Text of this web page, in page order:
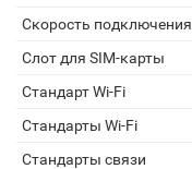
Скорость подключения
Слот для SIM-карты
Стандарт Wi-Fi
Стандарты Wi-Fi
Стандарты связи